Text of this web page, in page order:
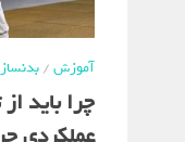
آموزش/
چرا باید